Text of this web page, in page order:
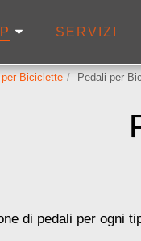
SERVIZI
Biciclette Pedali per
di pedali per ogni